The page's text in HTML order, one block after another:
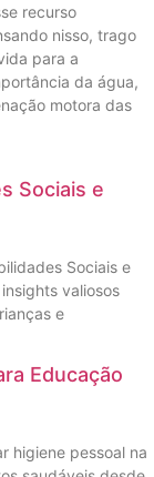
recurso
nisso, trago
para a
da água,
motora das
Sociais e
Sociais e
valiosos
e
Educação
higiene pessoal na